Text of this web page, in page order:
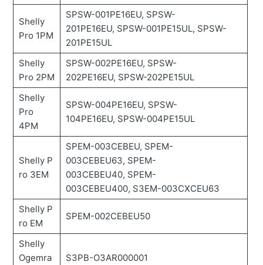
Shelly
Pro 1PM
SPSW-001PE16EU, SPSW-
201PE16EU, SPSW-001PE15UL, SPSW-
201PE15UL
Shelly
Pro 2PM
SPSW-002PE16EU, SPSW-
202PE16EU, SPSW-202PE15UL
Shelly
Pro
4PM
SPSW-004PE16EU, SPSW-
104PE16EU, SPSW-004PE15UL
Shelly P
ro 3EM
SPEM-003CEBEU, SPEM-
003CEBEU63, SPEM-
003CEBEU40, SPEM-
003CEBEU400, S3EM-003CXCEU63
Shelly P
ro EM
SPEM-002CEBEU50
Shelly
Ogemra
S3PB-O3AR000001